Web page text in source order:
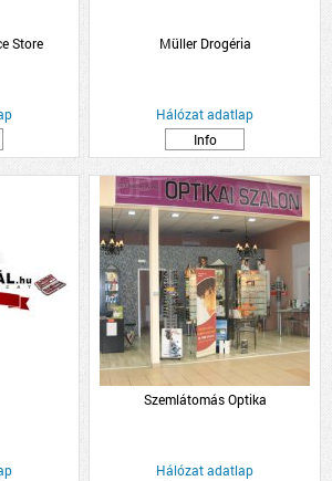
Store Müller Drogéria
Hálózat adatlap
Info
Szemlátomás Optika
Hálózat adatlap